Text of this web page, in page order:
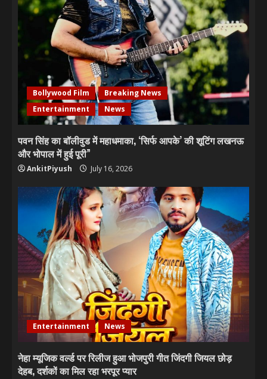
Bollywood Film
Breaking News
Entertainment
News
पवन सिंह का बॉलीवुड में महाधमाका, ‘सिर्फ आपके’ की शूटिंग लखनऊ
और भोपाल में हुई पूरी”
AnkitPiyush July 16, 2026
Entertainment News
नेहा म्यूजिक वर्ल्ड पर रिलीज हुआ भोजपुरी गीत जिंदगी जियल छोड़
देहब, दर्शकों का मिल रहा भरपूर प्यार